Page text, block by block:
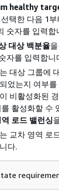
healthy
택한 다음 1
숫자를 입력합
대상 백분율
자를 입력합니
대상 그룹에
었는지 여부
비활성화된
활성화할 수
로드 밸런싱
교차 영역 로
다.